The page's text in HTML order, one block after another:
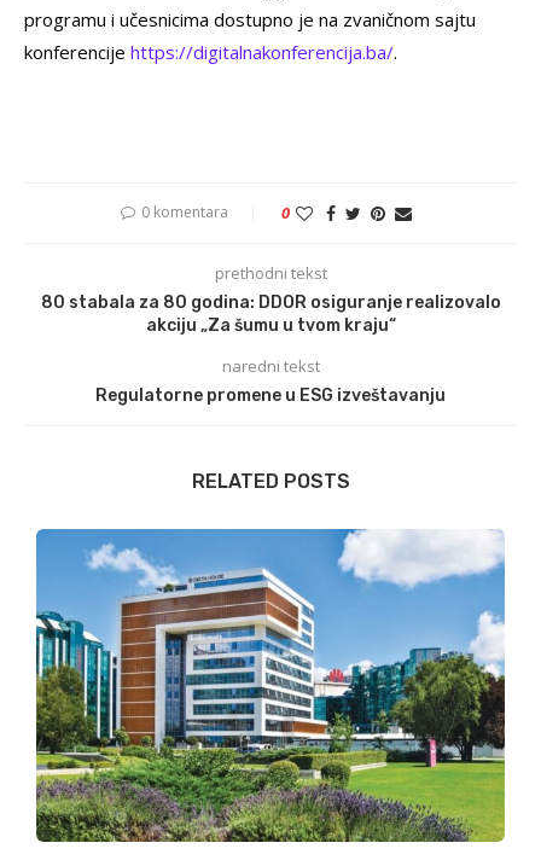
programu i učesnicima dostupno je na zvaničnom sajtu
konferencije https://digitalnakonferencija.ba/.
0 komentara 0
prethodni tekst
80 stabala za 80 godina: DDOR osiguranje realizovalo
akciju „Za šumu u tvom kraju“
naredni tekst
Regulatorne promene u ESG izveštavanju
RELATED POSTS